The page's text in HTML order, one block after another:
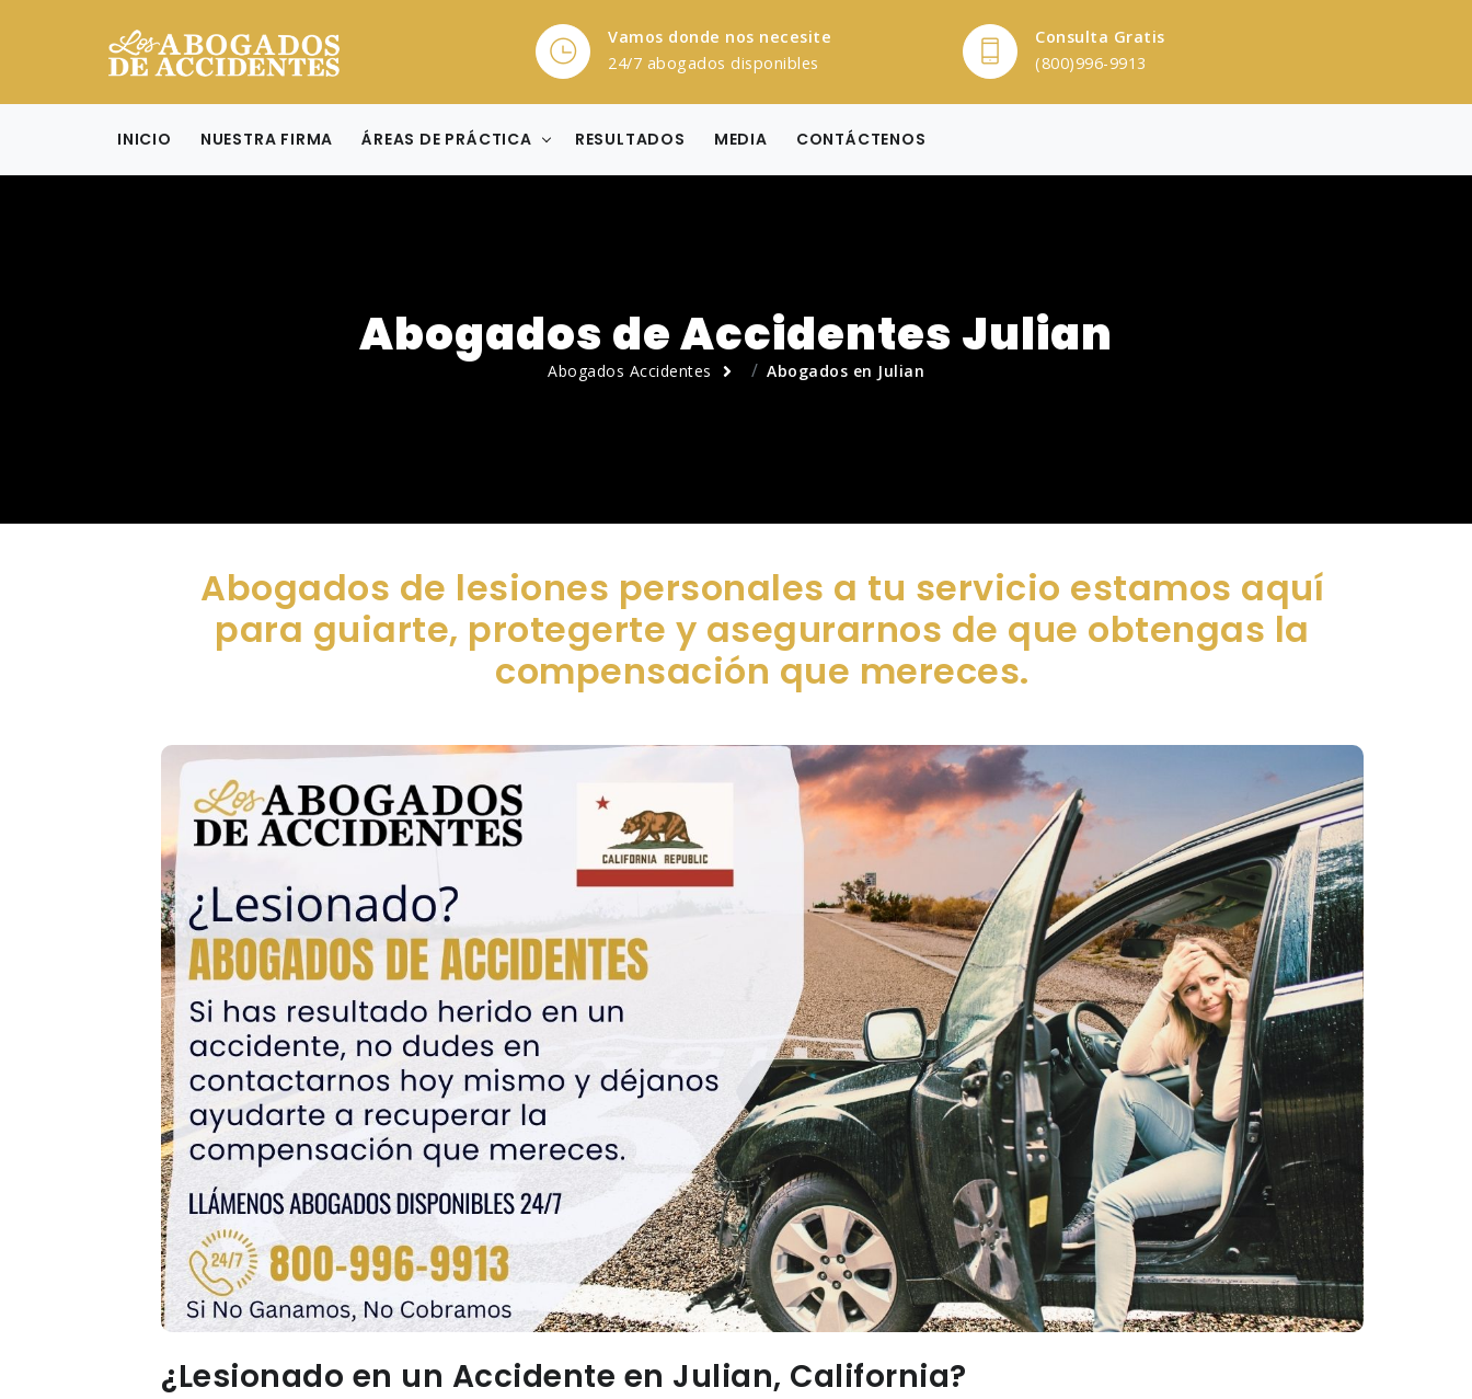
Vamos donde nos necesite
24/7 abogados disponibles
Consulta Gratis
(800)996-9913
INICIO NUESTRA FIRMA ÁREAS DE PRÁCTICA RESULTADOS MEDIA CONTÁCTENOS
Abogados de Accidentes Julian
Abogados Accidentes Abogados en Julian
Abogados de lesiones personales a tu servicio estamos aquí
para guiarte, protegerte y asegurarnos de que obtengas la
compensación que mereces.
¿Lesionado en un Accidente en Julian, California?